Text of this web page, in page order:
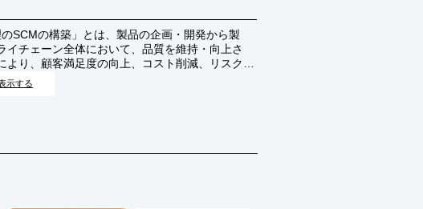
SCMの構築」とは、製品の企画・開発から製
チェーン全体において、品質を維持・向上さ
り、顧客満足度の向上、コスト削減、リスク低
示する